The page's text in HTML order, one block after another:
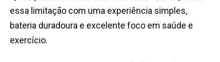
essa limitação com uma experiência simples,
bateria duradoura e excelente foco em saúde e
exercício.